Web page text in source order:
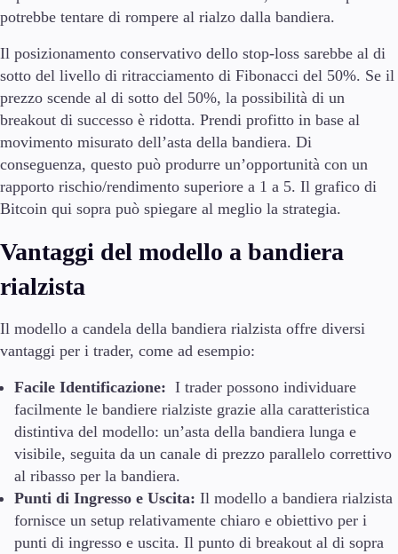
potrebbe tentare di rompere al rialzo dalla bandiera.
Il posizionamento conservativo dello stop-loss sarebbe al di
sotto del livello di ritracciamento di Fibonacci del 50%. Se il
prezzo scende al di sotto del 50%, la possibilità di un
breakout di successo è ridotta. Prendi profitto in base al
movimento misurato dell’asta della bandiera. Di
conseguenza, questo può produrre un’opportunità con un
rapporto rischio/rendimento superiore a 1 a 5. Il grafico di
Bitcoin qui sopra può spiegare al meglio la strategia.
Vantaggi del modello a bandiera
rialzista
Il modello a candela della bandiera rialzista offre diversi
vantaggi per i trader, come ad esempio:
Facile Identificazione: I trader possono individuare
facilmente le bandiere rialziste grazie alla caratteristica
distintiva del modello: un’asta della bandiera lunga e
visibile, seguita da un canale di prezzo parallelo correttivo
al ribasso per la bandiera.
Punti di Ingresso e Uscita: Il modello a bandiera rialzista
fornisce un setup relativamente chiaro e obiettivo per i
punti di ingresso e uscita. Il punto di breakout al di sopra